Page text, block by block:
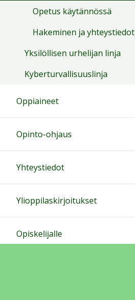
Opetus käytännössä
Hakeminen ja yhteystiedot
Yksilöllisen urhelijan linja
Kyberturvallisuuslinja
Oppiaineet
Opinto-ohjaus
Yhteystiedot
Ylioppilaskirjoitukset
Opiskelijalle